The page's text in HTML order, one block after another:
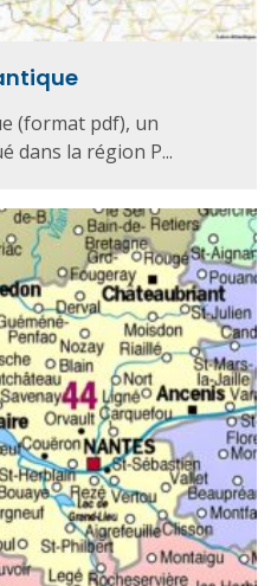
(format pdf), un
dans la région P...